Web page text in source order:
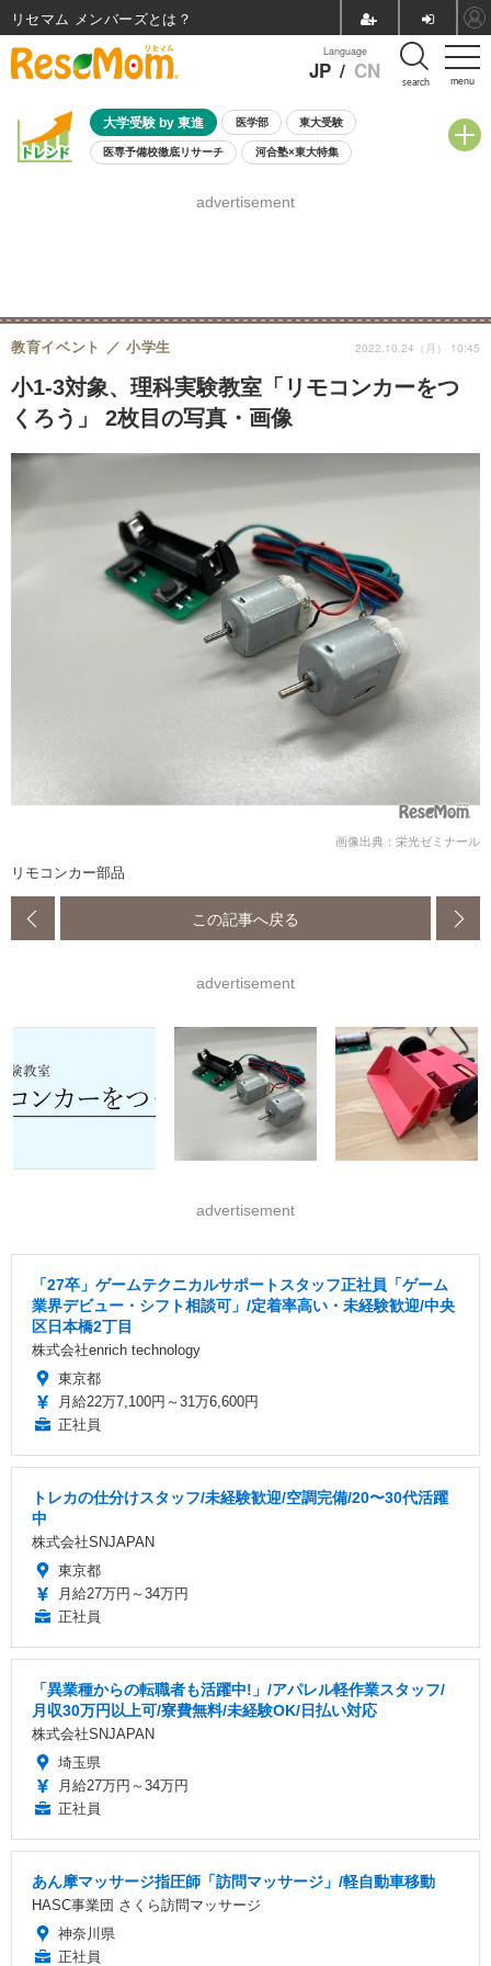
menu
Language
JP / CN search
大学受験 by 東進 医学部 東大受験
医専予備校徹底リサーチ 河合塾×東大特集
8月開催学校説明会・相談会
advertisement
小1-3対象、理科実験教室「リモコンカーをつ
くろう」 2枚目の写真・画像
教育イベント 小学生 2022.10.24（月） 10:45
画像出典：栄光ゼミナール
リモコンカー部品
この記事へ戻る
advertisement
advertisement
「27卒」ゲームテクニカルサポートスタッフ正社員「ゲーム
業界デビュー・シフト相談可」/定着率高い・未経験歓迎/中央
区日本橋2丁目
株式会社enrich technology
東京都
月給22万7,100円～31万6,600円
正社員
トレカの仕分けスタッフ/未経験歓迎/空調完備/20〜30代活躍
中
株式会社SNJAPAN
東京都
月給27万円～34万円
正社員
「異業種からの転職者も活躍中!」/アパレル軽作業スタッフ/
月収30万円以上可/寮費無料/未経験OK/日払い対応
株式会社SNJAPAN
埼玉県
月給27万円～34万円
正社員
あん摩マッサージ指圧師「訪問マッサージ」/軽自動車移動
HASC事業団 さくら訪問マッサージ
神奈川県
正社員
リセマム メンバーズ